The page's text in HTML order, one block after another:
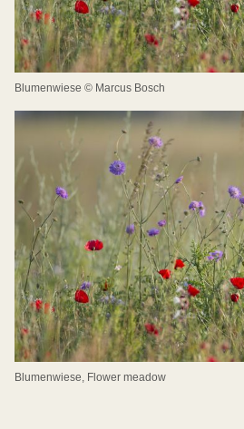
Blumenwiese © Marcus Bosch
Blumenwiese, Flower meadow